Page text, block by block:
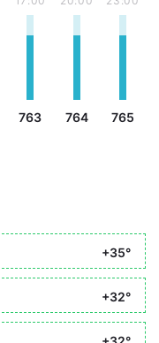
763 764 765
+35°
+32°